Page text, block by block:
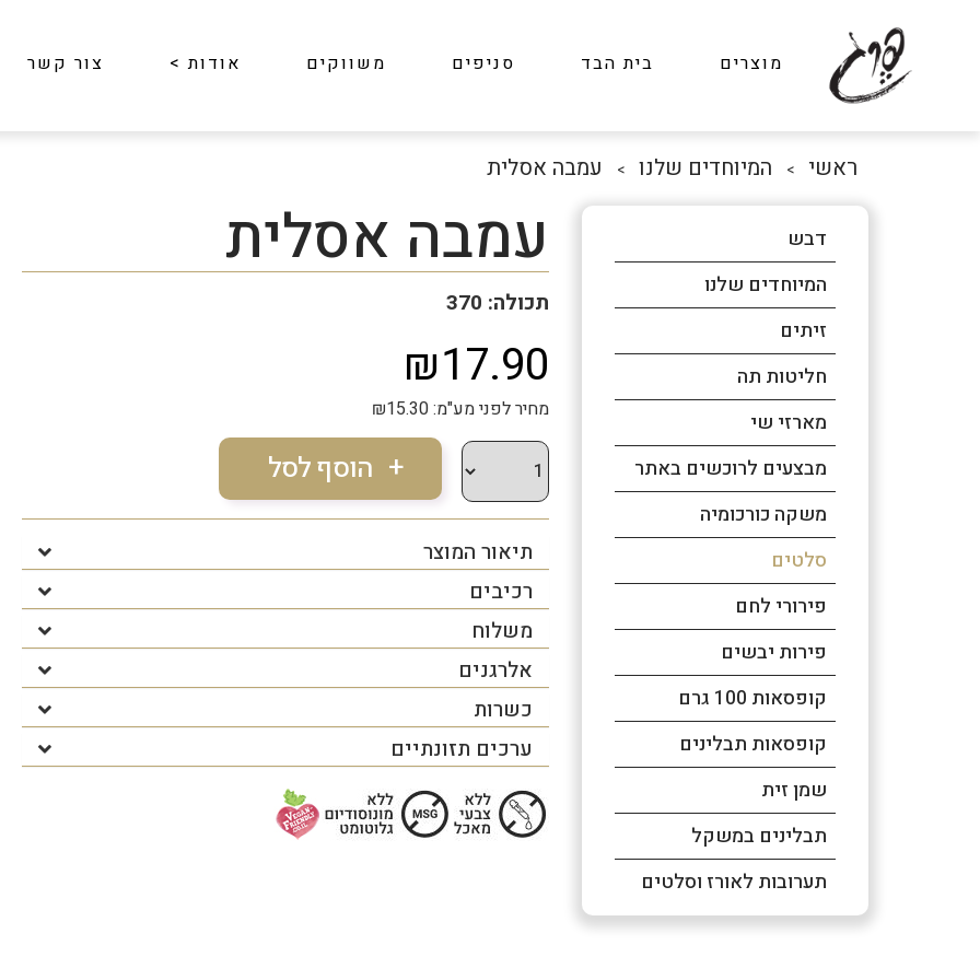
מוצרים בית הבד סניפים משווקים אודות> צור קשר
ראשי > המיוחדים שלנו > עמבה אסלית
עמבה אסלית
תכולה: 370
₪17.90
מחיר לפני מע"מ: ₪15.30
תיאור המוצר
רכיבים
משלוח
אלרגנים
כשרות
ערכים תזונתיים
דבש
המיוחדים שלנו
זיתים
חליטות תה
מארזי שי
מבצעים לרוכשים באתר
משקה כורכומיה
סלטים
פירורי לחם
פירות יבשים
קופסאות 100 גרם
קופסאות תבלינים
שמן זית
תבלינים במשקל
תערובות לאורז וסלטים